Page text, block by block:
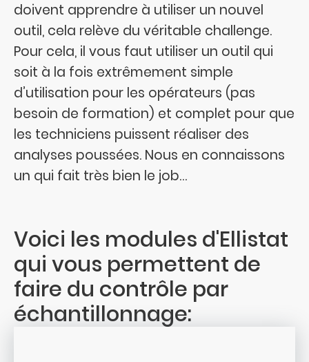
doivent apprendre à utiliser un nouvel
outil, cela relève du véritable challenge.
Pour cela, il vous faut utiliser un outil qui
soit à la fois extrêmement simple
d’utilisation pour les opérateurs (pas
besoin de formation) et complet pour que
les techniciens puissent réaliser des
analyses poussées. Nous en connaissons
un qui fait très bien le job…
Voici les modules d'Ellistat
qui vous permettent de
faire du contrôle par
échantillonnage: